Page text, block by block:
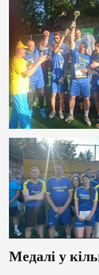
Медалі у